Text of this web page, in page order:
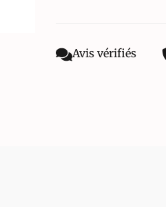
Avis vérifiés